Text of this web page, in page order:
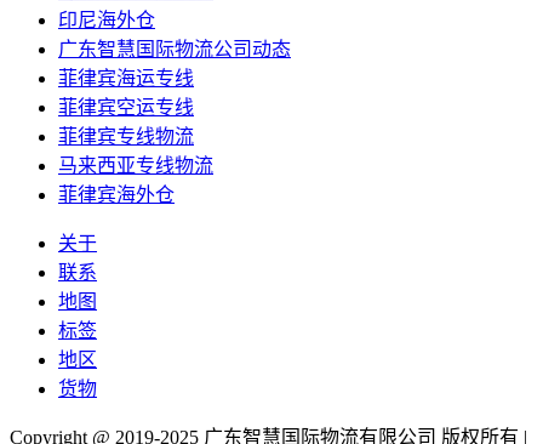
印尼海外仓
广东智慧国际物流公司动态
菲律宾海运专线
菲律宾空运专线
菲律宾专线物流
马来西亚专线物流
菲律宾海外仓
关于
联系
地图
标签
地区
货物
Copyright @ 2019-2025 广东智慧国际物流有限公司 版权所有 |